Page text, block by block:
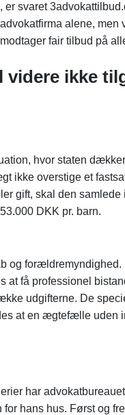
svaret
alene,
fair tilbud på
videre ikke
hvor staten
ikke overstige et
gift, skal den
DKK pr. barn.
og
at få professionel
udgifterne. De
at en ægtefælle
har
hans hus. Først og